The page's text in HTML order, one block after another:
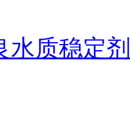
水质稳定剂